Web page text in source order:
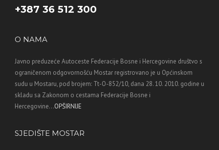
+387 36 512 300
O NAMA
Javno preduzeće Autoceste Federacije Bosne i Hercegovine društvo s
ograničenom odgovornošću Mostar registrovano je u Općinskom
sudu u Mostaru, pod brojem: Tt-O-852/10, dana 28. 10. 2010. godine u
skladu sa Zakonom o cestama Federacije Bosne i
Hercegovine...OPŠIRNIJE
SJEDIŠTE MOSTAR